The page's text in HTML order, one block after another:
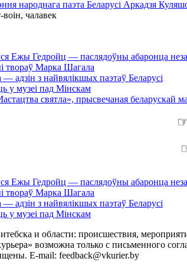
народнага паэта Беларусі Аркадзя
чалавек
Ежы Гедройц — паслядоўны абаронца
твораў Марка Шагала
адзін з найвялікшых паэтаў Беларусі
у музеі пад Мінскам
святла», прысвечаная беларускай
Ежы Гедройц — паслядоўны абаронца
твораў Марка Шагала
адзін з найвялікшых паэтаў Беларусі
у музеі пад Мінскам
и области: происшествия,
возможна только с письменного
E-mail: feedback@vkurier.by